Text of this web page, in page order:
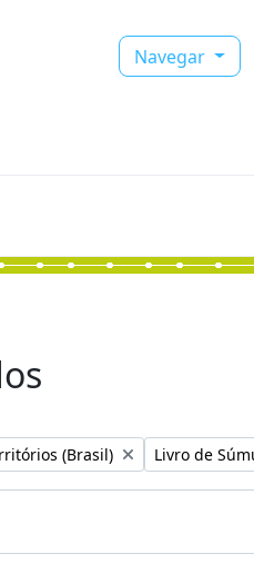
Navegar
(Brasil) Remover
Livro de